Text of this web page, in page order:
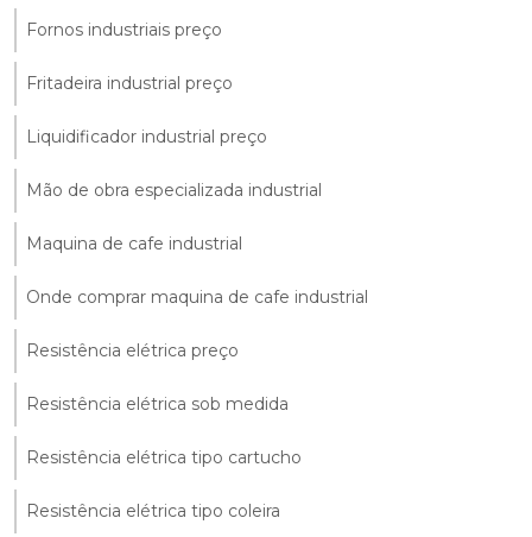
Fornos industriais preço
Fritadeira industrial preço
Liquidificador industrial preço
Mão de obra especializada industrial
Maquina de cafe industrial
Onde comprar maquina de cafe industrial
Resistência elétrica preço
Resistência elétrica sob medida
Resistência elétrica tipo cartucho
Resistência elétrica tipo coleira